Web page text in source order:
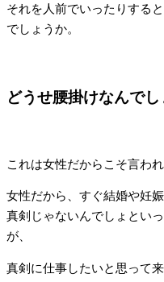
それを人前でいったりする
でしょうか。
どうせ腰掛けなんでし
これは女性だからこそ言わ
女性だから、すぐ結婚や妊
真剣じゃないんでしょとい
が、
真剣に仕事したいと思って